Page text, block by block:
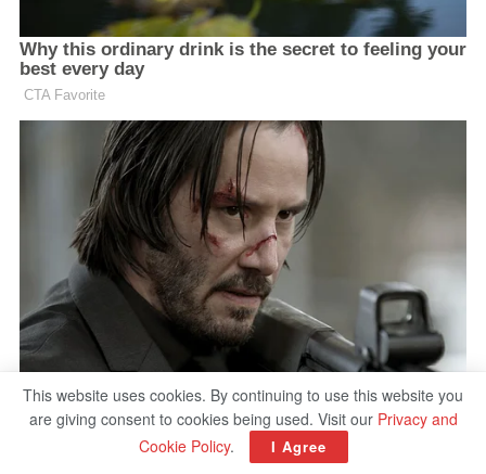
This website uses cookies. By continuing to use this website you
are giving consent to cookies being used. Visit our Privacy and
Cookie Policy. I Agree